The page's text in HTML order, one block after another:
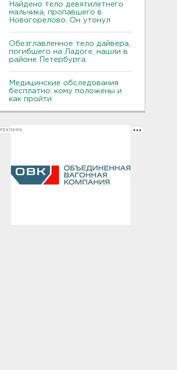
Найдено тело девятилетнего
мальчика, пропавшего в
Новогорелово. Он утонул
Обезглавленное тело дайвера,
погибшего на Ладоге, нашли в
районе Петербурга
Медицинские обследования
бесплатно: кому положены и
как пройти
РЕКЛАМА